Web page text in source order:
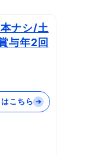
ナシ/土
与年2回
こちら